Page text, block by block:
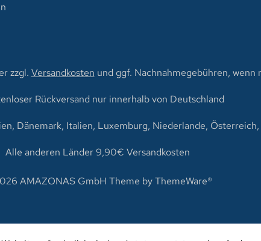
zzgl. Versandkosten und ggf. Nachnahmegebühren, wenn
Rückversand nur innerhalb von Deutschland
Dänemark, Italien, Luxemburg, Niederlande, Österreich,
Alle anderen Länder 9,90€ Versandkosten
AMAZONAS GmbH Theme byThemeWare®